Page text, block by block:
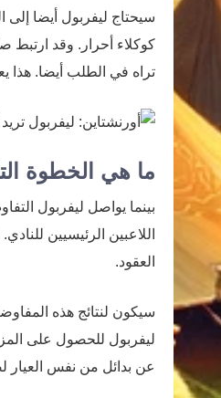
سيحتاج ليفربول أيضا إلى
كوكلاء أحرار. وقد
تراه في الطلب أيضا. هذا
ما هي الخطوة
بينما يواصل ليفربول
اللاعبين الرئيسيين
العقود.
سيكون لنتائج هذه
ليفربول للحصول على
عن بدائل من نفس العيار